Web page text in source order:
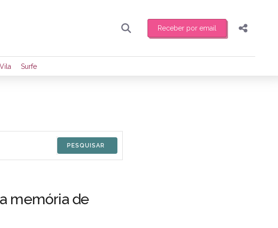
Receber por email
dados para receber toda sexta-feira de manhã o resumo
da região.
Compartilhar
Surfe
memória de